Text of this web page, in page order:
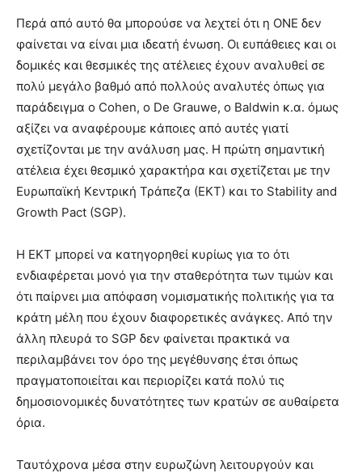
Περά από αυτό θα μπορούσε να λεχτεί ότι η ΟΝΕ δεν
φαίνεται να είναι μια ιδεατή ένωση. Οι ευπάθειες και οι
δομικές και θεσμικές της ατέλειες έχουν αναλυθεί σε
πολύ μεγάλο βαθμό από πολλούς αναλυτές όπως για
παράδειγμα ο Cohen, ο De Grauwe, ο Baldwin κ.α. όμως
αξίζει να αναφέρουμε κάποιες από αυτές γιατί
σχετίζονται με την ανάλυση μας. Η πρώτη σημαντική
ατέλεια έχει θεσμικό χαρακτήρα και σχετίζεται με την
Ευρωπαϊκή Κεντρική Τράπεζα (ΕΚΤ) και το Stability and
Growth Pact (SGP).
Η ΕΚΤ μπορεί να κατηγορηθεί κυρίως για το ότι
ενδιαφέρεται μονό για την σταθερότητα των τιμών και
ότι παίρνει μια απόφαση νομισματικής πολιτικής για τα
κράτη μέλη που έχουν διαφορετικές ανάγκες. Από την
άλλη πλευρά το SGP δεν φαίνεται πρακτικά να
περιλαμβάνει τον όρο της μεγέθυνσης έτσι όπως
πραγματοποιείται και περιορίζει κατά πολύ τις
δημοσιονομικές δυνατότητες των κρατών σε αυθαίρετα
όρια.
Ταυτόχρονα μέσα στην ευρωζώνη λειτουργούν και